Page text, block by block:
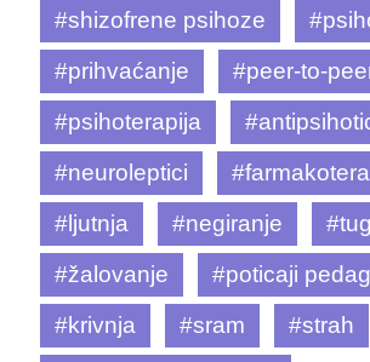
#shizofrene psihoze
#prihvaćanje
#peer-to-
#psihoterapija
#neuroleptici
#ljutnja
#negiranje
#žalovanje
#poticaji
#krivnja
#sram
#strah